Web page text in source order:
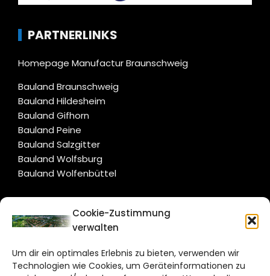
Cookie-Zustimmung
verwalten
Um dir ein optimales Erlebnis zu bieten, verwenden wir
Technologien wie Cookies, um Geräteinformationen zu
PARTNERLINKS
Homepage Manufactur Braunschweig
Bauland Braunschweig
Bauland Hildesheim
Bauland Gifhorn
Bauland Peine
Bauland Salzgitter
Bauland Wolfsburg
Bauland Wolfenbüttel
CITYLIFE!
Bruchtorwall 12